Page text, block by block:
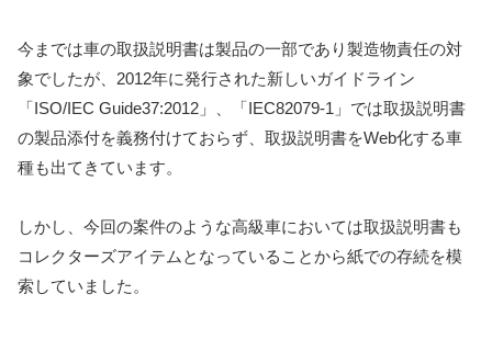
今までは車の取扱説明書は製品の一部であり製造物責任の対
象でしたが、2012年に発行された新しいガイドライン
「ISO/IEC Guide37:2012」、「IEC82079-1」では取扱説明書
の製品添付を義務付けておらず、取扱説明書をWeb化する車
種も出てきています。
しかし、今回の案件のような高級車においては取扱説明書も
コレクターズアイテムとなっていることから紙での存続を模
索していました。